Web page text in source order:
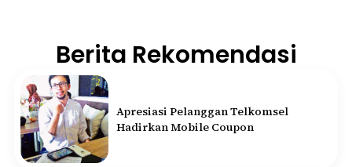
Berita Rekomendasi
Apresiasi Pelanggan Telkomsel
Hadirkan Mobile Coupon